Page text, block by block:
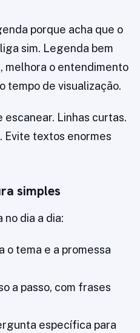
porque acha que o
sim. Legenda bem
melhora o entendimento
tempo de visualização.
Linhas curtas.
Evite textos enormes
simples
no dia a dia:
o tema e a promessa
a passo, com frases
específica para